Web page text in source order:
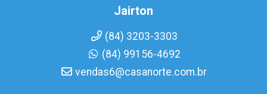
Jairton
(84) 3203-3303
(84) 99156-4692
vendas6@casanorte.com.br